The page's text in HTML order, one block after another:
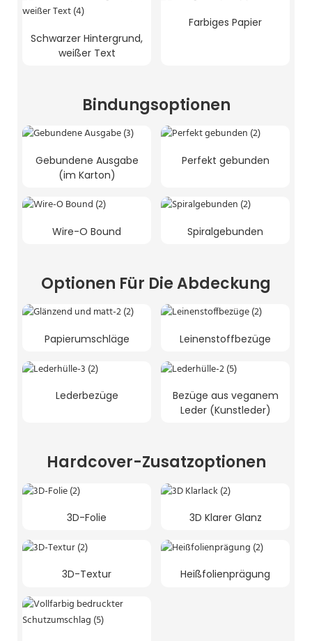
Schwarzer Hintergrund,
weißer Text
Farbiges Papier
Bindungsoptionen
Gebundene Ausgabe
(im Karton)
Perfekt gebunden
Wire-O Bound Spiralgebunden
Optionen Für Die Abdeckung
Papierumschläge Leinenstoffbezüge
Lederbezüge
Bezüge aus veganem
Leder (Kunstleder)
Hardcover-Zusatzoptionen
3D-Folie 3D Klarer Glanz
3D-Textur Heißfolienprägung